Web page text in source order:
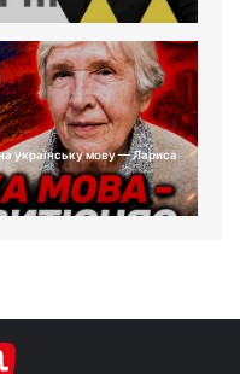
українську мову — Лариса